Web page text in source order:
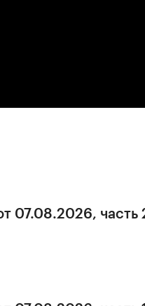
07.08.2026, часть